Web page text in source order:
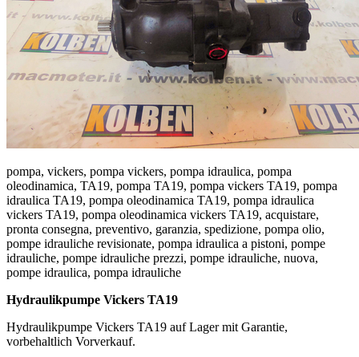
pompa, vickers, pompa vickers, pompa idraulica, pompa
oleodinamica, TA19, pompa TA19, pompa vickers TA19, pompa
idraulica TA19, pompa oleodinamica TA19, pompa idraulica
vickers TA19, pompa oleodinamica vickers TA19, acquistare,
pronta consegna, preventivo, garanzia, spedizione, pompa olio,
pompe idrauliche revisionate, pompa idraulica a pistoni, pompe
idrauliche, pompe idrauliche prezzi, pompe idrauliche, nuova,
pompe idraulica, pompa idrauliche
Hydraulikpumpe Vickers TA19
Hydraulikpumpe Vickers TA19 auf Lager mit Garantie,
vorbehaltlich Vorverkauf.